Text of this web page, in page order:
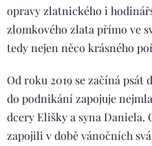
opravy zlatnického i
zlomkového zlata přímo ve
tedy nejen něco krásného
Od roku 2019 se začíná
do podnikání zapojuje
dcery Elišky a syna Daniela.
zapojili v době vánočních